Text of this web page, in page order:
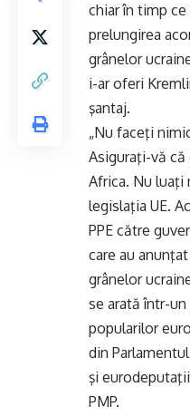
chiar în timp
prelungirea
grânelor
i-ar oferi
şantaj.
„Nu faceţi
Asiguraţi-vă că
Africa. Nu luaţi
legislaţia UE.
PPE către
care au
grânelor
se arată într-
popularilor
din
şi
PMP.